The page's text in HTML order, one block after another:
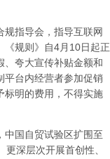
指导会，指导互联网
《规则》自4月10日起正
、夸大宣传补贴金额和
平台内经营者参加促销
标明的费用，不得实施
国自贸试验区扩围至
深层次开展首创性、